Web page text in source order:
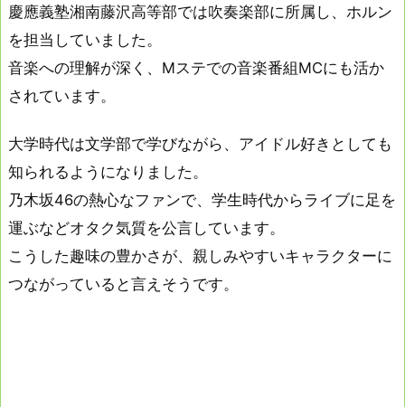
慶應義塾湘南藤沢高等部では吹奏楽部に所属し、ホルン
を担当していました。
音楽への理解が深く、Mステでの音楽番組MCにも活か
されています。
大学時代は文学部で学びながら、アイドル好きとしても
知られるようになりました。
乃木坂46の熱心なファンで、学生時代からライブに足を
運ぶなどオタク気質を公言しています。
こうした趣味の豊かさが、親しみやすいキャラクターに
つながっていると言えそうです。